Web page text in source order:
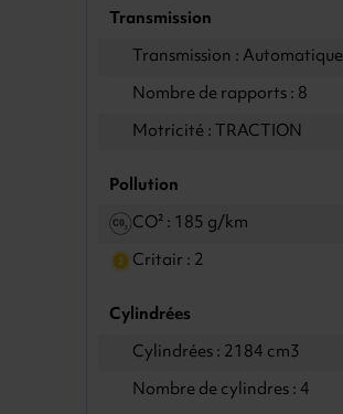
Transmission
Transmission : Automatique
Nombre de rapports : 8
Motricité : TRACTION
Pollution
CO² : 185 g/km
Critair : 2
Cylindrées
Cylindrées : 2184 cm3
Nombre de cylindres : 4